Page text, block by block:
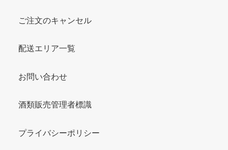
ご注文のキャンセル
配送エリア一覧
お問い合わせ
酒類販売管理者標識
プライバシーポリシー